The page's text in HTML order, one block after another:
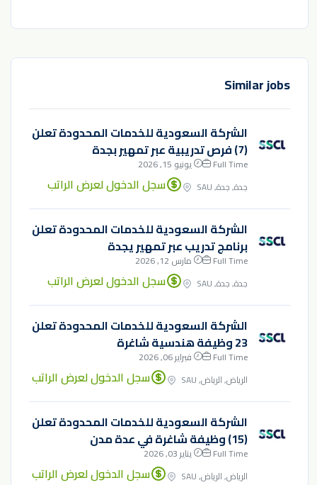
Similar jobs
الشركة السعودية للخدمات المحدودة تعلن
(7) فرص تدريبية عبر تمهير بجدة
Full Time
يونيو 15, 2026
جدة, جدة, SAU
سجل الدخول لعرض الراتب
الشركة السعودية للخدمات المحدودة تعلن
برنامج تدريب عبر تمهير يجدة
Full Time
مارس 12, 2026
جدة, جدة, SAU
سجل الدخول لعرض الراتب
الشركة السعودية للخدمات المحدودة تعلن
23 وظيفة هندسية شاغرة
Full Time
فبراير 06, 2026
الرياض, الرياض, SAU
سجل الدخول لعرض الراتب
الشركة السعودية للخدمات المحدودة تعلن
(15) وظيفة شاغرة في عدة مدن
Full Time
يناير 03, 2026
الرياض, الرياض, SAU
سجل الدخول لعرض الراتب